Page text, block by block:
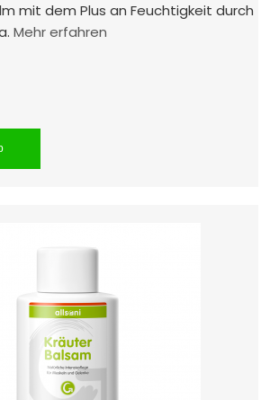
mit dem Plus an Feuchtigkeit durch
Mehr erfahren